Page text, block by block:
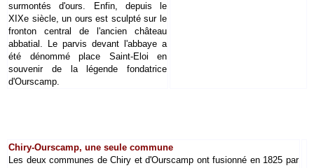
surmontés d'ours. Enfin, depuis le
XIXe siècle, un ours est sculpté sur le
fronton central de l'ancien château
abbatial. Le parvis devant l'abbaye a
été dénommé place Saint-Eloi en
souvenir de la légende fondatrice
d'Ourscamp.
Chiry-Ourscamp, une seule commune
Les deux communes de Chiry et d'Ourscamp ont fusionné en 1825 par